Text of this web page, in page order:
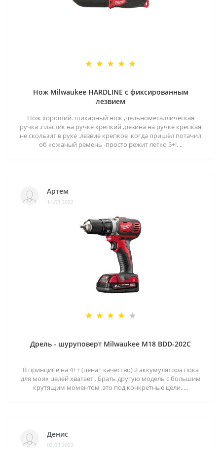
Нож Milwaukee HARDLINE с фиксированным
лезвием
Нож хороший. шикарный нож ,цельнометаллическая
ручка .пластик на ручке крепкий ,резина на ручке крепкая
не скользит в руке .лезвие крепкое .когда пришёл потачил
об кожаный ремень -просто режит легко 5+!. ..
Артем
14.03.2022
Дрель - шуруповерт Milwaukee M18 BDD-202C
В принципе на 4++ (цена+ качество) 2 аккумулятора пока
для моих целей хватает . Брать другую модель с большим
крутящим моментом ,это под конкретные цели.....
Денис
02.03.2022